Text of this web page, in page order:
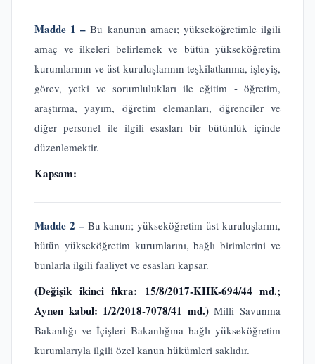
Madde 1 –Bu kanunun amacı; yükseköğretimle ilgili
amaç ve ilkeleri belirlemek ve bütün yükseköğretim
kurumlarının ve üst kuruluşlarının teşkilatlanma, işleyiş,
görev, yetki ve sorumlulukları ile eğitim - öğretim,
araştırma, yayım, öğretim elemanları, öğrenciler ve
diğer personel ile ilgili esasları bir bütünlük içinde
düzenlemektir.
Kapsam:
Madde 2 – Bu kanun; yükseköğretim üst kuruluşlarını,
bütün yükseköğretim kurumlarını, bağlı birimlerini ve
bunlarla ilgili faaliyet ve esasları kapsar.
(Değişik ikinci fıkra: 15/8/2017-KHK-694/44 md.;
Aynen kabul: 1/2/2018-7078/41 md.)Milli Savunma
Bakanlığı ve İçişleri Bakanlığına bağlı yükseköğretim
kurumlarıyla ilgili özel kanun hükümleri saklıdır.